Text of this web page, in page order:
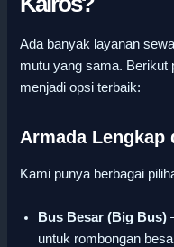
Ada banyak layanan
mutu yang sama. Berikut
menjadi opsi terbaik:
Armada Lengkap
Kami punya berbagai
Bus Besar (Big Bus)
untuk rombongan